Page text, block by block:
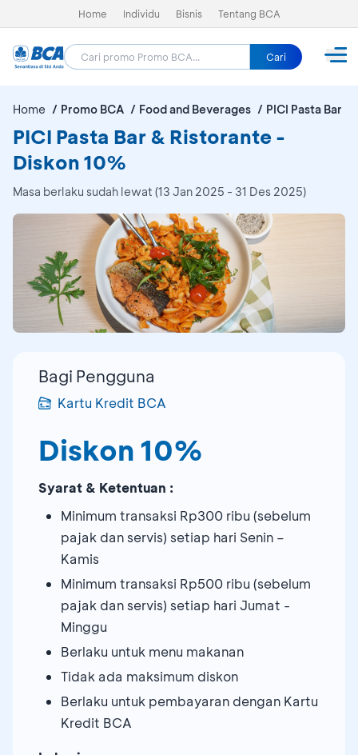
Home Individu Bisnis Tentang BCA
Cari
Home Promo BCA Food and Beverages PICI Pasta Bar
PICI Pasta Bar & Ristorante -
Diskon 10%
Masa berlaku sudah lewat (13 Jan 2025 - 31 Des 2025)
Bagi Pengguna
Kartu Kredit BCA
Diskon 10%
Syarat & Ketentuan :
Minimum transaksi Rp300 ribu (sebelum
pajak dan servis) setiap hari Senin –
Kamis
Minimum transaksi Rp500 ribu (sebelum
pajak dan servis) setiap hari Jumat -
Minggu
Berlaku untuk menu makanan
Tidak ada maksimum diskon
Berlaku untuk pembayaran dengan Kartu
Kredit BCA